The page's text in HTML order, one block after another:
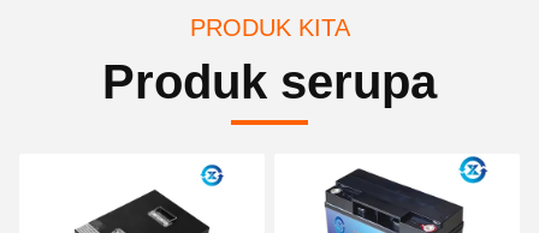
PRODUK KITA
Produk serupa